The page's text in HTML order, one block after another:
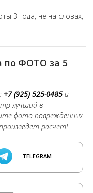
3 года, не на словах,
по ФОТО за 5
+7 (925) 525-0485 и
лучший в
фото поврежденных
расчет!
TELEGRAM